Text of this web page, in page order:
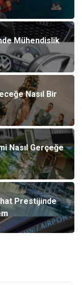
Mühendislik
Nasıl Bir
Nasıl Gerçeğe
Prestijinde